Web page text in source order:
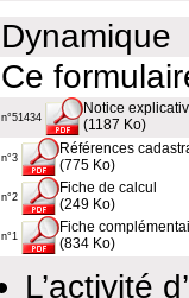
Dynamique
Ce
n°51434
Notice
(1187 Ko)
n°3
Références
(775 Ko)
n°2
Fiche de calcul
(249 Ko)
n°1
Fiche
(834 Ko)
L’activité